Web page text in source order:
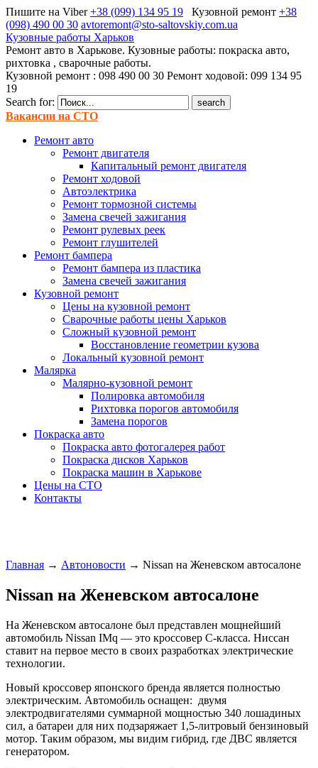
Пишите на Viber+38 (099) 134 95 19 Кузовной ремонт +38
(098) 490 00 30 avtoremont@sto-saltovskiy.com.ua
Кузовные работы Харьков
Ремонт авто в Харькове. Кузовные работы: покраска авто,
рихтовка , сварочные работы.
Кузовной ремонт : 098 490 00 30 Ремонт ходовой: 099 134 95
19
Search for:
Вакансии на СТО
Ремонт авто
Ремонт двигателя
Капитальный ремонт двигателя
Ремонт ходовой
Автоэлектрика
Ремонт тормозной системы
Замена свечей зажигания
Ремонт рулевых реек
Ремонт глушителей
Ремонт бампера
Ремонт бампера из пластика
Замена свечей зажигания
Кузовной ремонт
Цены на кузовной ремонт
Сварочные работы цены Харьков
Сложный кузовной ремонт
Восстановление геометрии кузова
Локальный кузовной ремонт
Малярка
Малярно-кузовной ремонт
Полировка автомобиля
Рихтовка порогов автомобиля
Замена порогов
Покраска авто
Покраска авто фотогалерея работ
Покраска дисков Харьков
Покраска машин в Харькове
Цены на СТО
Контакты
Главная → Автоновости → Nissan на Женевском автосалоне
Nissan на Женевском автосалоне
На Женевском автосалоне был представлен мощнейший
автомобиль Nissan IMq — это кроссовер С-класса. Ниссан
ставит на первое место в своих разработках электрические
технологии.
Новый кроссовер японского бренда является полностью
электрическим. Автомобиль оснащен: двумя
электродвигателями суммарной мощностью 340 лошадиных
сил, а батареи для них подзаряжает 1,5-литровый бензиновый
мотор. Таким образом, мы видим гибрид, где ДВС является
генератором.